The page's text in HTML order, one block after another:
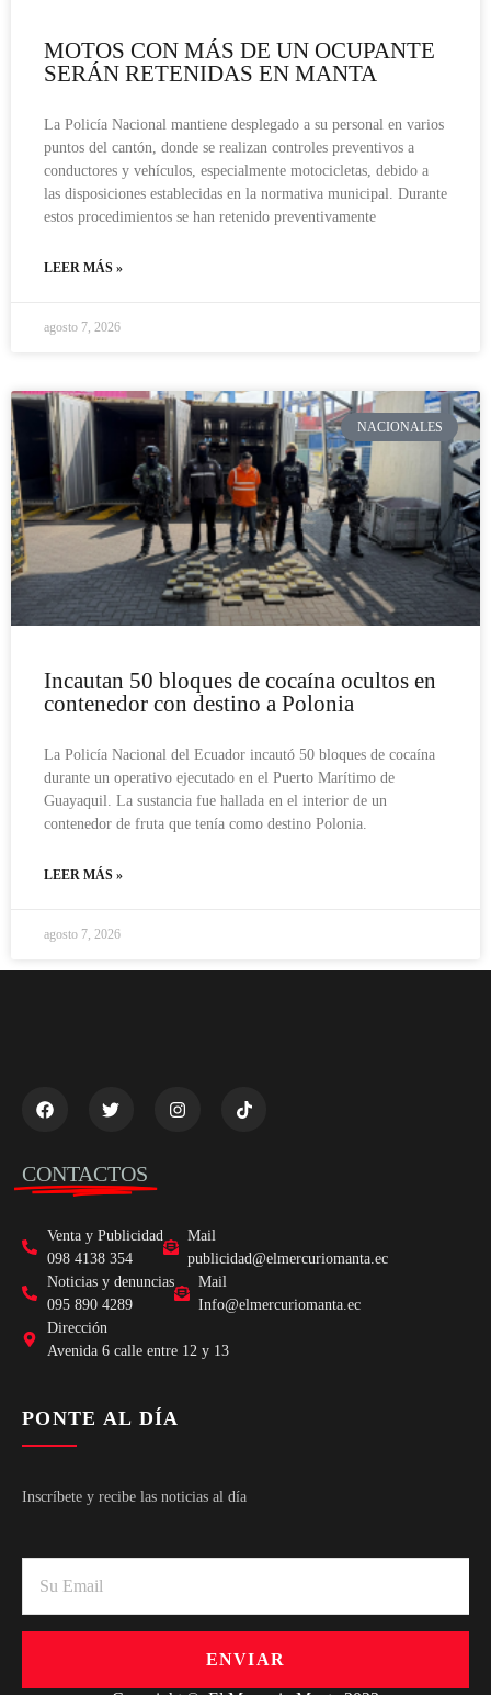
MOTOS CON MÁS DE UN OCUPANTE
SERÁN RETENIDAS EN MANTA
La Policía Nacional mantiene desplegado a su personal en varios
puntos del cantón, donde se realizan controles preventivos a
conductores y vehículos, especialmente motocicletas, debido a
las disposiciones establecidas en la normativa municipal. Durante
estos procedimientos se han retenido preventivamente
LEER MÁS »
agosto 7, 2026
NACIONALES
Incautan 50 bloques de cocaína ocultos en
contenedor con destino a Polonia
La Policía Nacional del Ecuador incautó 50 bloques de cocaína
durante un operativo ejecutado en el Puerto Marítimo de
Guayaquil. La sustancia fue hallada en el interior de un
contenedor de fruta que tenía como destino Polonia.
LEER MÁS »
agosto 7, 2026
CONTACTOS
Venta y Publicidad
098 4138 354
Mail
publicidad@elmercuriomanta.ec
Noticias y denuncias
095 890 4289
Mail
Info@elmercuriomanta.ec
Dirección
Avenida 6 calle entre 12 y 13
PONTE AL DÍA
Inscríbete y recibe las noticias al día
ENVIAR